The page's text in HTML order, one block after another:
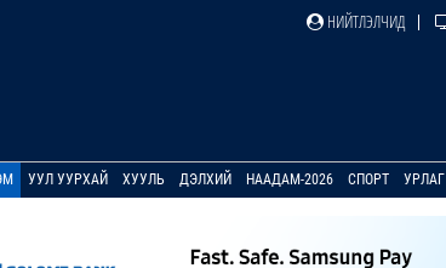
НИЙТЛЭЛЧИД
УУЛ УУРХАЙ ХУУЛЬ ДЭЛХИЙ НААДАМ-2026 СПОРТ УРЛАГ